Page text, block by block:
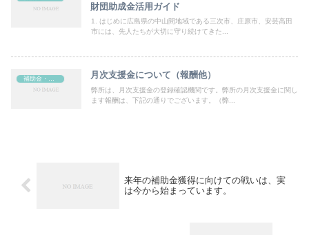
財団助成金活用ガイド
1. はじめに広島県の中山間地域である三次市、庄原市、安芸高田
市には、先人たちが大切に守り続けてきた...
月次支援金について（報酬他）
弊所は、月次支援金の登録確認機関です。弊所の月次支援金に関し
ます報酬は、下記の通りでございます。（弊...
来年の補助金獲得に向けての戦いは、実
は今から始まっています。